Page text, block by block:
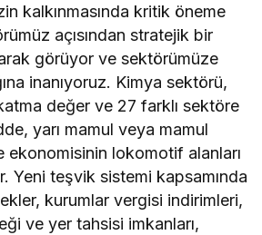
kalkınmasında kritik öneme
açısından stratejik bir
görüyor ve sektörümüze
inanıyoruz. Kimya sektörü,
değer ve 27 farklı sektöre
yarı mamul veya mamul
ekonomisinin lokomotif alanları
Yeni teşvik sistemi kapsamında
kurumlar vergisi indirimleri,
ve yer tahsisi imkanları,